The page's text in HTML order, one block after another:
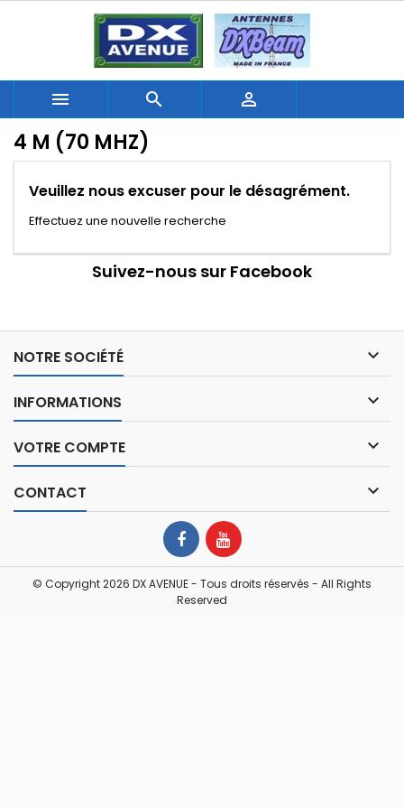
  
4 M (70 MHZ)
Veuillez nous excuser pour le désagrément.
Effectuez une nouvelle recherche
Suivez-nous sur Facebook
NOTRE SOCIÉTÉ 
INFORMATIONS 
VOTRE COMPTE 
CONTACT 
© Copyright 2026 DX AVENUE - Tous droits réservés - All Rights
Reserved